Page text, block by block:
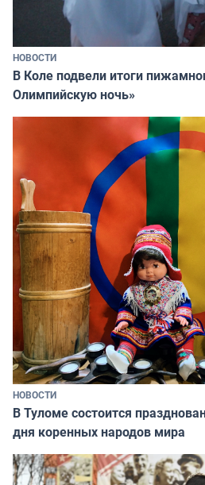
НОВОСТИ
В Коле подвели итоги
Олимпийскую ночь»
НОВОСТИ
В Туломе состоится
дня коренных народов мира